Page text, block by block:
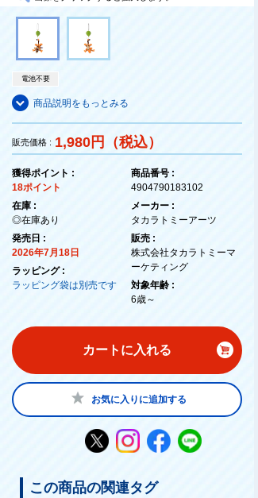
電池不要
商品説明をもっとみる
販売価格 : 1,980円（税込）
獲得ポイント :
18ポイント
在庫 :
◎在庫あり
発売日 :
2026年7月18日
ラッピング :
ラッピング袋は別売です
商品番号 :
4904790183102
メーカー :
タカラトミーアーツ
販売 :
株式会社タカラトミーマ
ーケティング
対象年齢 :
6歳～
カートに入れる
お気に入りに追加する
この商品の関連タグ